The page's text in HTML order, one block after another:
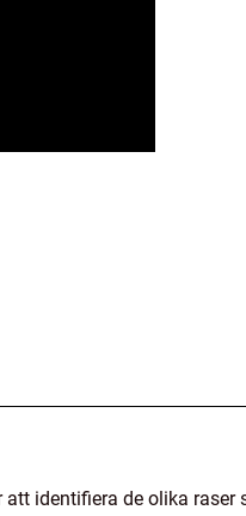
identifiera de olika raser